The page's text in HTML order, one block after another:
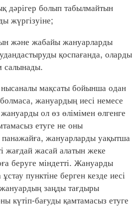
болып табылмайтын
жүргізуіне;
және жабайы жануарларды
қоспағанда, оларды
салынады.
мақсаты бойынша одан
жануардың иесі немесе
ол өз өлімімен өлгенге
етуге не оны
панажайға, жануарларды уақытша
жағдай жасай алатын жеке
беруге міндетті. Жануарды
пунктіне берген кезде иесі
заңды тағдыры
күтіп-бағуды қамтамасыз етуге